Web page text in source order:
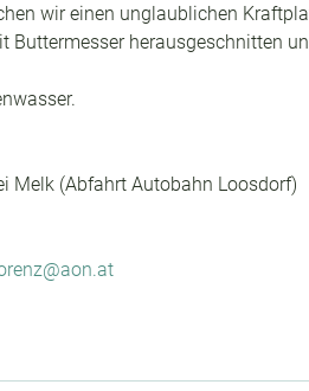
wir einen unglaublichen
Buttermesser herausgeschnitten
Melk (Abfahrt Autobahn Loosdorf)